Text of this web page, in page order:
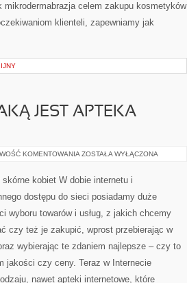
celem zakupu kosmetyków
klienteli, zapewniamy jak
JEST APTEKA
KOMENTOWANIA BOWIEM
JEST
APTEKA
ZOSTAŁA WYŁĄCZONA
skórne kobiet W dobie internetu i
dostępu do sieci posiadamy duże
wyboru towarów i usług, z jakich chcemy
czy też je zakupić, wprost przebierając w
wybierając te zdaniem najlepsze – czy to
jakości czy ceny. Teraz w Internecie
nawet apteki internetowe, które